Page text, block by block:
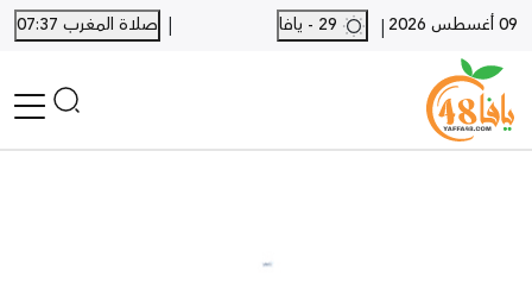
09 أغسطس 2026 |
| صلاة المغرب 07:37